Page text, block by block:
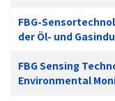
FBG-
der Öl- und
FBG Sensing
Environmental